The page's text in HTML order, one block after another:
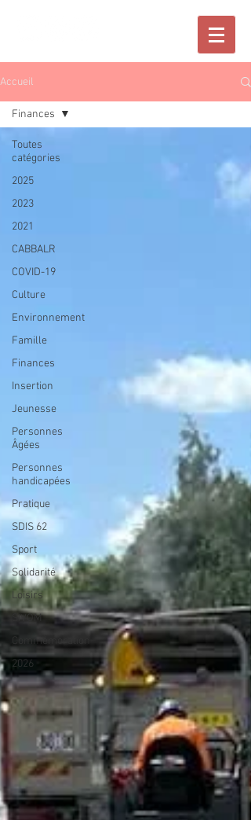
Accueil
Toutes
catégories
2025
2023
2021
CABBALR
COVID-19
Culture
Environnement
Famille
Finances
Insertion
Jeunesse
Personnes
Âgées
Personnes
handicapées
Pratique
SDIS 62
Sport
Solidarité
Loisirs
SIVOM
Commémoration
2026
Finances